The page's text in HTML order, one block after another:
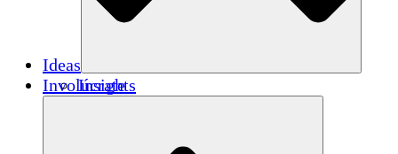
Ideas
Insights
Involúcrate